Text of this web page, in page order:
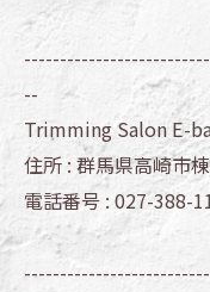
--
Trimming Salon E-
住所 : 群馬県高崎市
電話番号 :027-388-